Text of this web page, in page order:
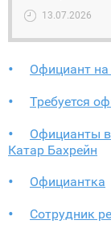
13.07.2026
Официант
Требуется
Официанты
Катар Бахрейн
Официантка
Сотрудник